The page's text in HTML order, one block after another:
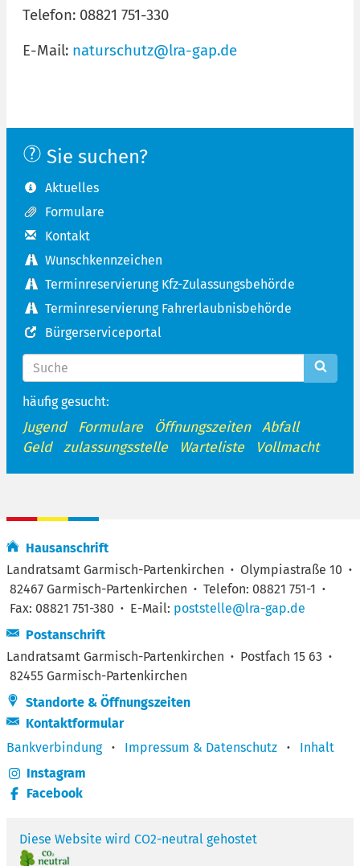
Telefon: 08821 751-330
E-Mail: naturschutz@lra-gap.de
Sie suchen?
Aktuelles
Formulare
Kontakt
Wunschkennzeichen
Terminreservierung Kfz-Zulassungsbehörde
Terminreservierung Fahrerlaubnisbehörde
Bürgerserviceportal
häufig gesucht:
Jugend Formulare Öffnungszeiten
Abfall
Geld
zulassungsstelle Warteliste Vollmacht
Hausanschrift
Landratsamt Garmisch-Partenkirchen · Olympiastraße 10 ·
82467 Garmisch-Partenkirchen · Telefon: 08821 751-1 ·
Fax: 08821 751-380 · E-Mail: poststelle@lra-gap.de
Postanschrift
Landratsamt Garmisch-Partenkirchen · Postfach 15 63 ·
82455 Garmisch-Partenkirchen
Standorte & Öffnungszeiten
Kontaktformular
Bankverbindung
· Impressum & Datenschutz ·
Inhalt
Instagram
Facebook
Diese Website wird CO2-neutral gehostet